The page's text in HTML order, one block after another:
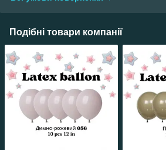
Подібні товари компанії